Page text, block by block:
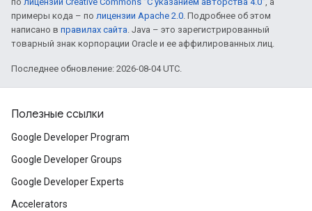
примеры кода – по лицензии Apache 2.0. Подробнее об этом
написано в правилах сайта. Java – это зарегистрированный
товарный знак корпорации Oracle и ее аффилированных лиц.
Последнее обновление: 2026-08-04 UTC.
Полезные ссылки
Google Developer Program
Google Developer Groups
Google Developer Experts
Accelerators